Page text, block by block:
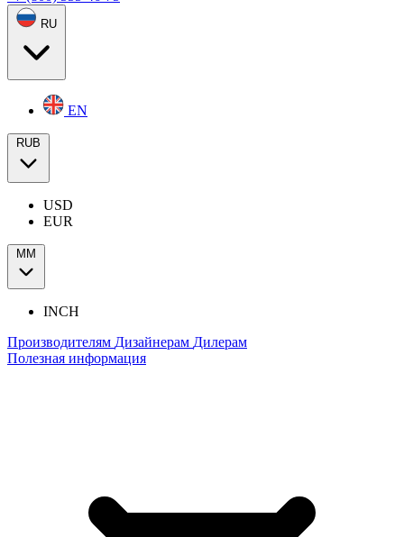
RU
EN
RUB
USD
EUR
ММ
INCH
Производителям Дизайнерам Дилерам
Полезная информация